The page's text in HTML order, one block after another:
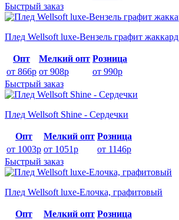
Быстрый заказ
Плед Wellsoft luxe-Вензель графит жаккард
Опт Мелкий опт Розница
от 866р от 908р
от 990р
Быстрый заказ
Плед Wellsoft Shine - Сердечки
Опт Мелкий опт Розница
от 1003р от 1051р
от 1146р
Быстрый заказ
Плед Wellsoft luxe-Елочка, графитовый
Опт Мелкий опт Розница